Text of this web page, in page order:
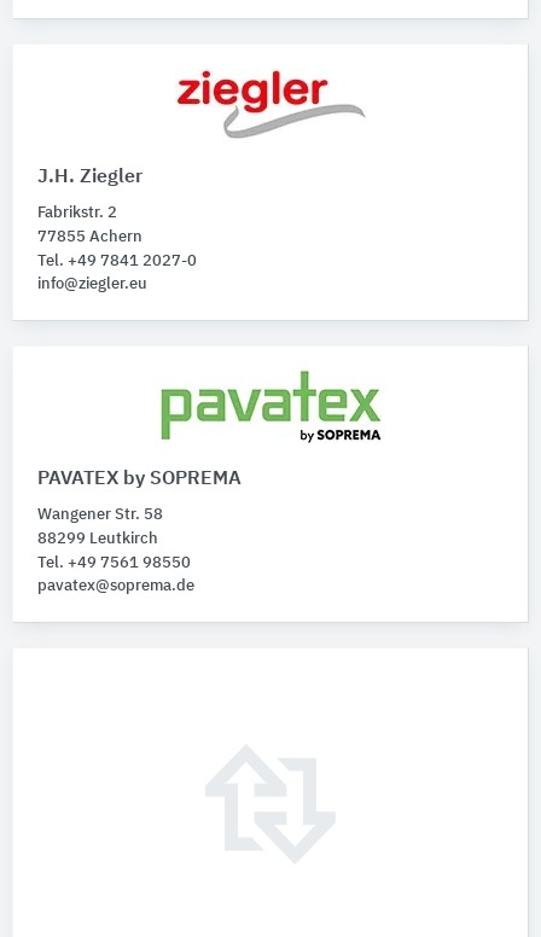
J.H. Ziegler
Fabrikstr. 2
77855 Achern
Tel. +49 7841 2027-0
info@ziegler.eu
PAVATEX by SOPREMA
Wangener Str. 58
88299 Leutkirch
Tel. +49 7561 98550
pavatex@soprema.de